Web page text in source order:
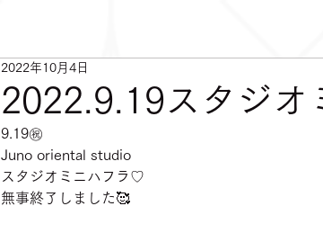
2022.9.19スタジオ
2022年10月4日
9.19㊗️
Juno oriental studio
スタジオミニハフラ♡
無事終了しました🥰